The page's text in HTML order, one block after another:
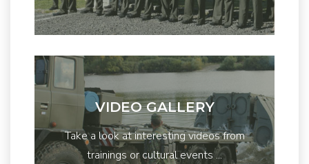
VIDEO GALLERY
Take a look at interesting videos from
trainings or cultural events ...